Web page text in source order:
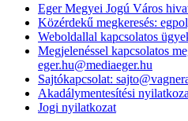
Eger Megyei Jogú Város
Közérdekű megkeresés:
Weboldallal kapcsolatos
Megjelenéssel kapcsolatos
eger.hu@mediaeger.hu
Sajtókapcsolat:
Akadálymentesítési
Jogi nyilatkozat